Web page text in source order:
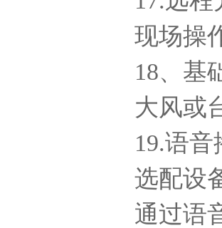
现场操
18、基
大风或
19.语
选配设
通过语